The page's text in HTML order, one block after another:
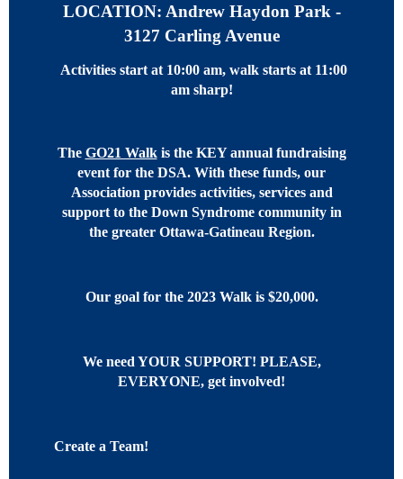
LOCATION: Andrew Haydon Park -
3127 Carling Avenue
Activities start at 10:00 am, walk starts at 11:00
am sharp!
The GO21 Walkis the KEY annual fundraising
event for the DSA. With these funds, our
Association provides activities, services and
support to the Down Syndrome community in
the greater Ottawa-Gatineau Region.
Our goal for the 2023 Walk is $20,000.
We need YOUR SUPPORT! PLEASE,
EVERYONE, get involved!
Create a Team!